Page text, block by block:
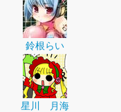
鈴根らい
星川 月海